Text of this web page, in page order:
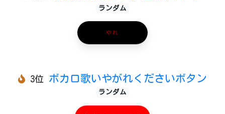
ランダム
やれ
3位 ボカロ歌いやがれくださいボタン
ランダム